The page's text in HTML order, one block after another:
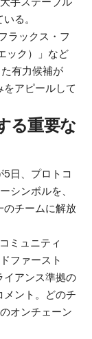
る。
ラックス・フ
ック）」など
有力候補が
アピールして
る重要な
日、プロトコ
シンボルを、
のチームに解放
ミュニティ
ファースト
イアンス準拠の
ント。どのチ
オンチェーン